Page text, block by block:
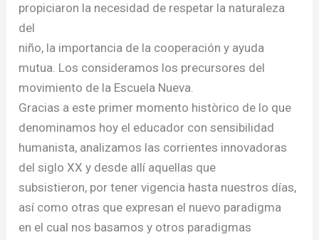
propiciaron la necesidad de respetar la naturaleza
del
niño, la importancia de la cooperación y ayuda
mutua. Los consideramos los precursores del
movimiento de la Escuela Nueva.
Gracias a este primer momento històrico de lo que
denominamos hoy el educador con sensibilidad
humanista, analizamos las corrientes innovadoras
del siglo XX y desde allí aquellas que
subsistieron, por tener vigencia hasta nuestros días,
así como otras que expresan el nuevo paradigma
en el cual nos basamos y otros paradigmas